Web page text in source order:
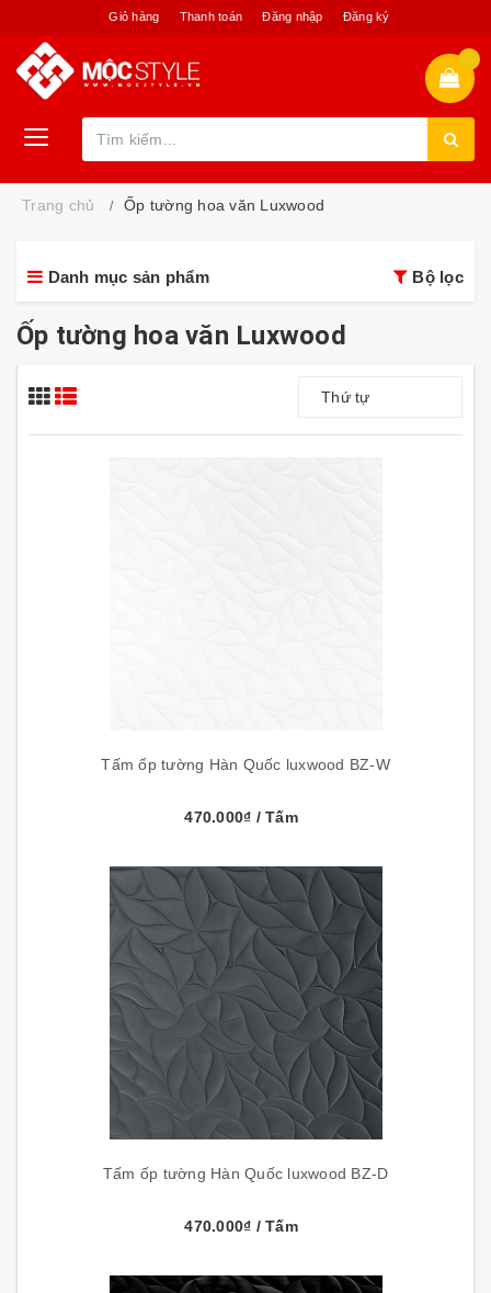
Giỏ hàng Thanh toán Đăng nhập Đăng ký
Trang chủ Ốp tường hoa văn Luxwood
Danh mục sản phẩm Bộ lọc
Ốp tường hoa văn Luxwood
Thứ tự
Tấm ốp tường Hàn Quốc luxwood BZ-W
470.000₫ / Tấm
Tấm ốp tường Hàn Quốc luxwood BZ-D
470.000₫ / Tấm